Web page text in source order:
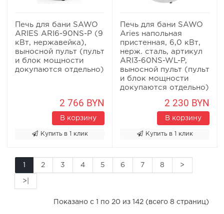
Печь для бани SAWO
ARIES ARI6-90NS-P (9
кВт, нержавейка),
выносной пульт (пульт
и блок мощности
докупаются отдельно)
2 766 BYN
В корзину
Купить в 1 клик
Печь для бани SAWO
Aries напольная
пристенная, 6,0 кВт,
нерж. сталь, артикул
ARI3-60NS-WL-P,
выносной пульт (пульт
и блок мощности
докупаются отдельно)
2 230 BYN
В корзину
Купить в 1 клик
1 2 3 4 5 6 7 8 >
>|
Показано с 1 по 20 из 142 (всего 8 страниц)